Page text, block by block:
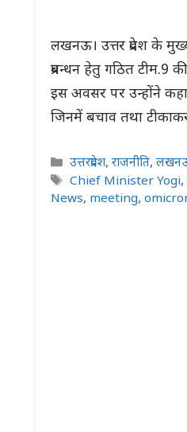
लखनऊ। उत्तर प्रदेश के
प्रबन्धन हेतु गठित टीम.9
इस अवसर पर उन्होंने
जिनमें बचाव तथा
Categories
उत्तरप्रदेश,राजनीति,
Tags
Chief Minister Yogi,
News, meeting,